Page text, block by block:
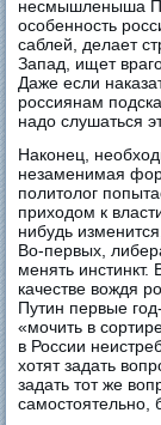
несмышленыша
особенность
саблей, делает
Запад, ищет
Даже если
россиянам
надо слушаться
Наконец,
незаменимая
политолог
приходом к
нибудь
Во-первых,
менять
качестве вождя
Путин первые
«мочить в
в России
хотят задать
задать тот же
самостоятельно,